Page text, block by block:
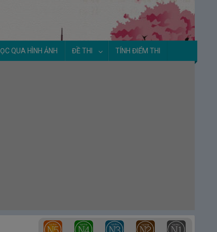
QUA HÌNH ẢNH ĐỀ THI TÍNH ĐIỂM THI